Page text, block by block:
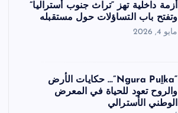
أزمة داخلية تهز “تراث جنوب أستراليا”
وتفتح باب التساؤلات حول مستقبله
مايو 4, 2026
“Ngura Puḻka”… حكايات الأرض
والروح تعود للحياة في المعرض
الوطني الأسترالي